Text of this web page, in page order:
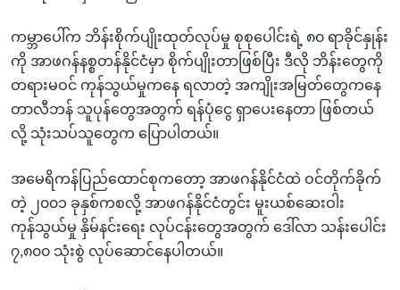
ကမ္ဘာပေါ်က ဘိန်းစိုက်ပျိုးထုတ်လုပ်မှု စုစုပေါင်းရဲ့ ၈၀ ရာခိုင်နှုန်း
ကို အာဖဂန်နစ္စတန်နိုင်ငံမှာ စိုက်ပျိုးတာဖြစ်ပြီး ဒီလို ဘိန်းတွေကို
တရားမဝင် ကုန်သွယ်မှုကနေ ရလာတဲ့ အကျိုးအမြတ်တွေကနေ
တာလီဘန် သူပုန်တွေအတွက် ရန်ပုံငွေ ရှာပေးနေတာ ဖြစ်တယ်
လို့ သုံးသပ်သူတွေက ပြောပါတယ်။
အမေရိကန်ပြည်ထောင်စုကတော့ အာဖဂန်နိုင်ငံထဲ ဝင်တိုက်ခိုက်
တဲ့ ၂၀၀၁ ခုနှစ်ကစလို့ အာဖဂန်နိုင်ငံတွင်း မူးယစ်ဆေးဝါး
ကုန်သွယ်မှု နှိမ်နင်းရေး လုပ်ငန်းတွေအတွက် ဒေါ်လာ သန်းပေါင်း
၇,၈၀၀ သုံးစွဲ လုပ်ဆောင်နေပါတယ်။